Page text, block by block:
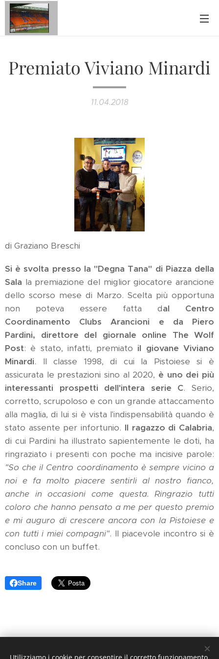
Premiato Viviano Minardi
11.04.2018
di Graziano Breschi
Si è svolta presso la "Degna Tana" di Piazza della
Sala la premiazione del miglior giocatore arancione
dello scorso mese di Marzo. Scelta più opportuna
non poteva essere fatta dal Centro
Coordinamento Clubs Arancioni e da Piero
Pardini, direttore del giornale online The Wolf
Post: è stato, infatti, premiato il giovane Viviano
Minardi. Il classe 1998, di cui la Pistoiese si è
assicurata le prestazioni sino al 2020, è uno dei più
interessanti prospetti dell'intera serie C. Serio,
corretto, scrupoloso e con un grande attaccamento
alla maglia, di lui si è vista l'indispensabilità quando è
stato assente per infortunio. Il ragazzo di Calabria,
di cui Pardini ha illustrato sapientemente le doti, ha
ringraziato i presenti con poche ma incisive parole:
"So che il Centro coordinamento è sempre vicino a
noi e fa molto piacere sentirli al nostro fianco,
anche in occasioni come questa. Ringrazio tutti
coloro che hanno pensato a me per questo premio
e mi auguro di crescere ancora con la Pistoiese e
con tutti i miei compagni". Il piacevole incontro si è
concluso con un buffet.
Share